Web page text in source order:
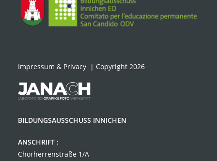
Impressum & Privacy | Copyright 2026
BILDUNGSAUSSCHUSS INNICHEN
ANSCHRIFT :
Chorherrenstraße 1/A